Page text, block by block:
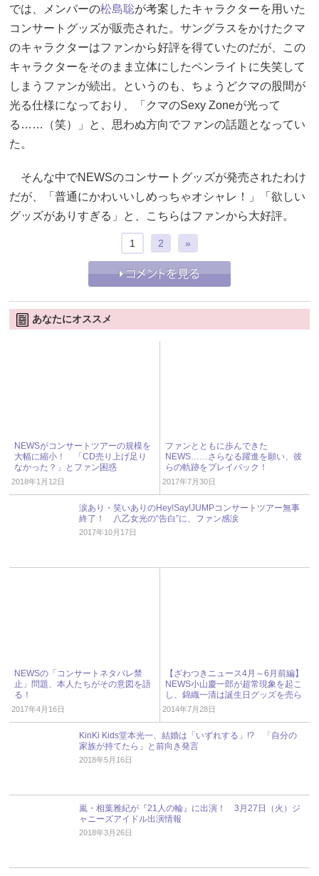
では、メンバーの松島聡が考案したキャラクターを用いた
コンサートグッズが販売された。サングラスをかけたクマ
のキャラクターはファンから好評を得ていたのだが、この
キャラクターをそのまま立体にしたペンライトに失笑して
しまうファンが続出。というのも、ちょうどクマの股間が
光る仕様になっており、「クマのSexy Zoneが光って
る……（笑）」と、思わぬ方向でファンの話題となってい
た。
そんな中でNEWSのコンサートグッズが発売されたわけ
だが、「普通にかわいいしめっちゃオシャレ！」「欲しい
グッズがありすぎる」と、こちらはファンから大好評。
1 2 »
あなたにオススメ
NEWSがコンサートツアーの規模を
大幅に縮小！ 「CD売り上げ足り
なかった？」とファン困惑
2018年1月12日
ファンとともに歩んできた
NEWS……さらなる躍進を願い、彼
らの軌跡をプレイバック！
2017年7月30日
涙あり・笑いありのHey!Say!JUMPコンサートツアー無事
終了！ 八乙女光の“告白”に、ファン感涙
2017年10月17日
NEWSの「コンサートネタバレ禁
止」問題、本人たちがその意図を語
る！
2017年4月16日
【ざわつきニュース4月～6月前編】
NEWS小山慶一郎が超常現象を起こ
し、錦織一清は誕生日グッズを売ら
れる！
2014年7月28日
KinKi Kids堂本光一、結婚は「いずれする」!? 「自分の
家族が持てたら」と前向き発言
2018年5月16日
嵐・相葉雅紀が『21人の輪』に出演！ 3月27日（火）ジ
ャニーズアイドル出演情報
2018年3月26日